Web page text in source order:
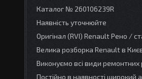
Каталог № 260106239R
Наявність уточнюйте
Оригінал (RVI) Renault Рено /
Велика розборка Renault в
Виконуємо всі види ремонтних
Постійно в наявності широкий